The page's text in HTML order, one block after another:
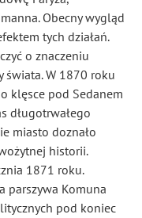
Obecny wygląd
tych działań.
o znaczeniu
świata. W 1870 roku
klęsce pod Sedanem
długotrwałego
miasto doznało
historii.
1871 roku.
parszywa Komuna
pod koniec